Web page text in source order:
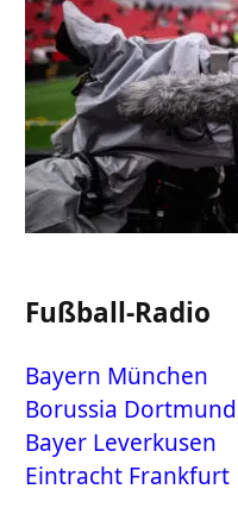
Fußball-Radio
Bayern München
Borussia Dortmund
Bayer Leverkusen
Eintracht Frankfurt